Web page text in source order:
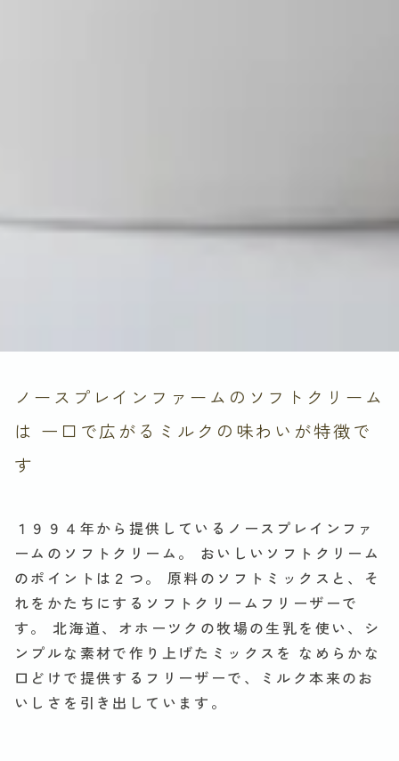
ノースプレインファームのソフトクリーム
は 一口で広がるミルクの味わいが特徴で
す
１９９４年から提供しているノースプレインファ
ームのソフトクリーム。
おいしいソフトクリーム
のポイントは２つ。
原料のソフトミックスと、そ
れをかたちにするソフトクリームフリーザーで
す。
北海道、オホーツクの牧場の生乳を使い、シ
ンプルな素材で作り上げたミックスを なめらかな
口どけで提供するフリーザーで、ミルク本来のお
いしさを引き出しています。